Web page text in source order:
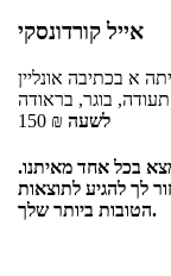
אייל קורדונסקי
א בכתיבה אונליין
תעודה, בוגר, בראודה
150 ₪ לשעה
בכל אחד מאיתנו.
לך להגיע לתוצאות
הטובות ביותר שלך.